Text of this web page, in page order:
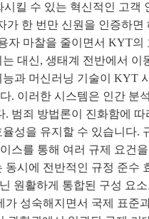
킬 수 있는 혁신적인 고객
한 번만 신원을 인증하
자 마찰을 줄이면서 KYT
대신, 생태계 전반에서
과 머신러닝 기술이 KYT
. 이러한 시스템은 인간 분
범죄 방법론이 진화함에
성을 유지할 수 있습니다.
스를 통해 여러 규제 요건
시에 전반적인 규정 준수
원활하게 통합된 구성 요
성숙해지면서 국제 표준